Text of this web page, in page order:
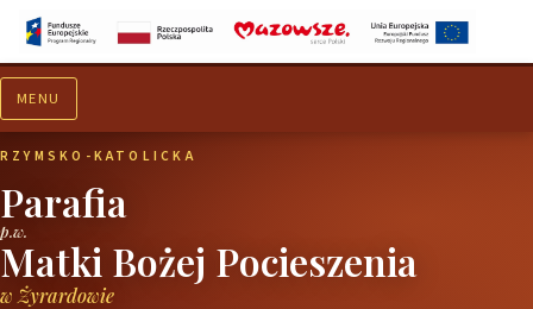
MENU
RZYMSKO-KATOLICKA
Parafia
p.w.
Matki Bożej Pocieszenia
w Żyrardowie